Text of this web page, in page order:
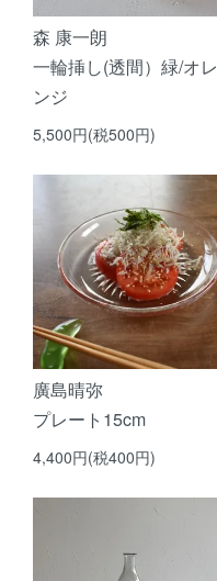
森 康一朗
一輪挿し(透間）緑/オレ
ンジ
5,500円(税500円)
廣島晴弥
プレート15cm
4,400円(税400円)